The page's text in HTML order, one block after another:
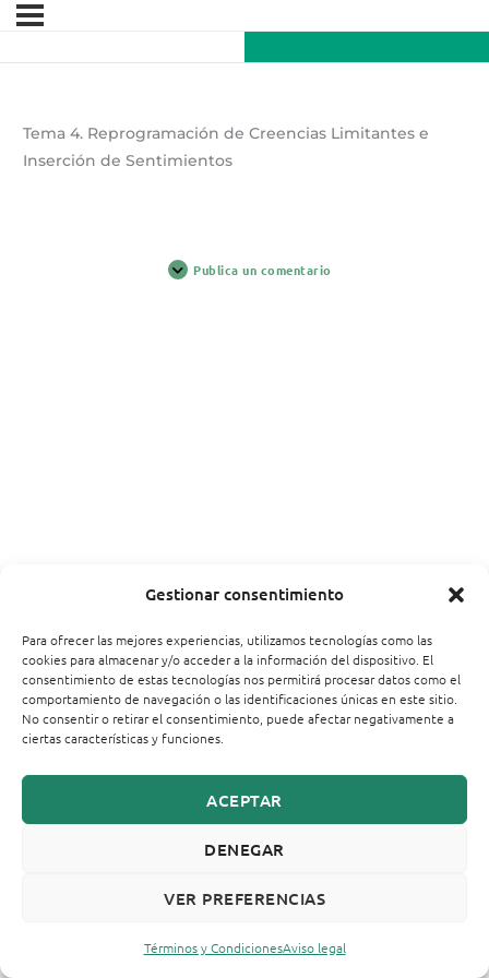
Gestionar consentimiento
Para ofrecer las mejores experiencias, utilizamos tecnologías como las
cookies para almacenar y/o acceder a la información del dispositivo. El
consentimiento de estas tecnologías nos permitirá procesar datos como el
comportamiento de navegación o las identificaciones únicas en este sitio.
No consentir o retirar el consentimiento, puede afectar negativamente a
ciertas características y funciones.
ACEPTAR
DENEGAR
VER PREFERENCIAS
Términos y CondicionesAviso legal
Tema 4. Reprogramación de Creencias Limitantes e
Inserción de Sentimientos
Publica un comentario